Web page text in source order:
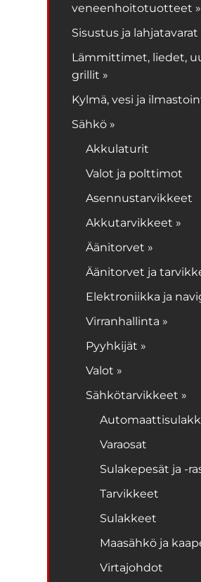
veneenhoitotuotteet »
Sisustus ja lahjatavarat
Lämmittimet, liedet,
grillit »
Kylmä, vesi ja
Sähkö »
Akkulaturit
Valot ja polttimot
Asennustarvikkeet
Akkutarvikkeet »
Äänitorvet »
Äänitorvet ja
Elektroniikka ja
Virranhallinta »
Pyyhkijät »
Valot »
Sähkötarvikkeet »
Varaosat
Sulakepesät ja -
Tarvikkeet
Sulakkeet
Maasähkö ja
Virtajohdot